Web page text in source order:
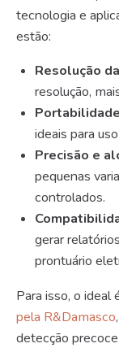
tecnologia e
estão:
Resolução
resolução,
ideais para
Precisão e
pequenas
controlados.
gerar
prontuário
Para isso, o ideal
pela R&Damasco
detecção